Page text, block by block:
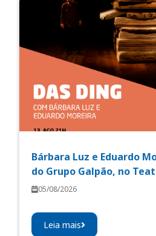
Bárbara Luz e Eduardo
do Grupo Galpão, no
05/08/2026
Leia mais